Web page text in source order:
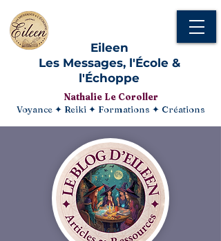
Eileen
Les Messages, l'École &
l'Échoppe
Nathalie Le Coroller
Voyance ✦ Reiki ✦ Formations ✦ Créations